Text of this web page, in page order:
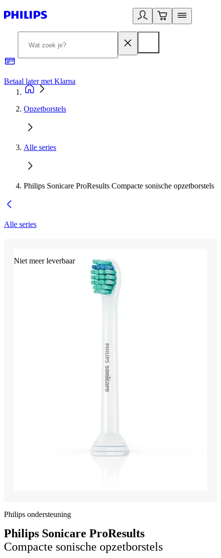
Betaal later met Klarna
Opzetborstels
Alle series
Philips Sonicare ProResults Compacte sonische opzetborstels
Alle series
Niet meer leverbaar
Philips ondersteuning
Philips Sonicare ProResults
Compacte sonische opzetborstels